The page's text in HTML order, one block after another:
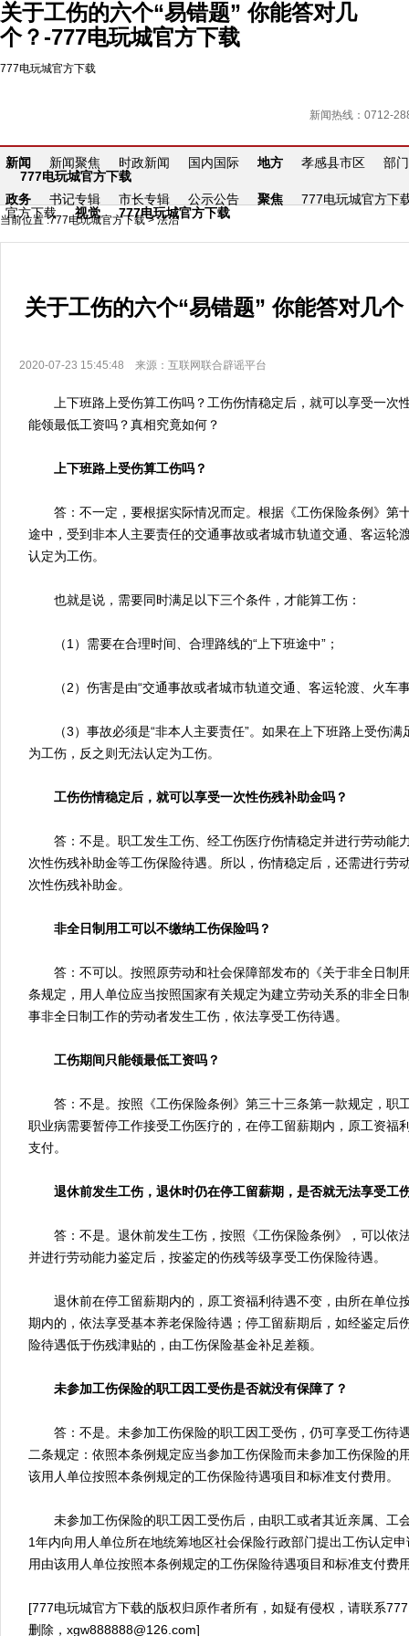
关于工伤的六个“易错题” 你能答对几
个？-777电玩城官方下载
777电玩城官方下载
新闻热线：0712-
新闻 新闻聚焦 时政新闻 国内国际 地方 孝感县市区
部门
777电玩城官方下载
政务
书记专辑 市长专辑 公示公告 聚焦
777电玩城官方下
官方下载
视觉 777电玩城官方下载
当前位置 :777电玩城官方下载>法治
关于工伤的六个“易错题” 你能答对几个
2020-07-23 15:45:48 来源：互联网联合辟谣平台
上下班路上受伤算工伤吗？工伤伤情稳定后，就可以享受一次
能领最低工资吗？真相究竟如何？
上下班路上受伤算工伤吗？
答：不一定，要根据实际情况而定。根据《工伤保险条例》第
途中，受到非本人主要责任的交通事故或者城市轨道交通、客运轮
认定为工伤。
也就是说，需要同时满足以下三个条件，才能算工伤：
（1）需要在合理时间、合理路线的“上下班途中”；
（2）伤害是由“交通事故或者城市轨道交通、客运轮渡、火车
（3）事故必须是“非本人主要责任”。如果在上下班路上受伤满
为工伤，反之则无法认定为工伤。
工伤伤情稳定后，就可以享受一次性伤残补助金吗？
答：不是。职工发生工伤、经工伤医疗伤情稳定并进行劳动能
次性伤残补助金等工伤保险待遇。所以，伤情稳定后，还需进行劳
次性伤残补助金。
非全日制用工可以不缴纳工伤保险吗？
答：不可以。按照原劳动和社会保障部发布的《关于非全日制
条规定，用人单位应当按照国家有关规定为建立劳动关系的非全日
事非全日制工作的劳动者发生工伤，依法享受工伤待遇。
工伤期间只能领最低工资吗？
答：不是。按照《工伤保险条例》第三十三条第一款规定，职
职业病需要暂停工作接受工伤医疗的，在停工留薪期内，原工资福
支付。
退休前发生工伤，退休时仍在停工留薪期，是否就无法享受工
答：不是。退休前发生工伤，按照《工伤保险条例》，可以依
并进行劳动能力鉴定后，按鉴定的伤残等级享受工伤保险待遇。
退休前在停工留薪期内的，原工资福利待遇不变，由所在单位
期内的，依法享受基本养老保险待遇；停工留薪期后，如经鉴定后
险待遇低于伤残津贴的，由工伤保险基金补足差额。
未参加工伤保险的职工因工受伤是否就没有保障了？
答：不是。未参加工伤保险的职工因工受伤，仍可享受工伤待
二条规定：依照本条例规定应当参加工伤保险而未参加工伤保险的
该用人单位按照本条例规定的工伤保险待遇项目和标准支付费用。
未参加工伤保险的职工因工受伤后，由职工或者其近亲属、工
1年内向用人单位所在地统筹地区社会保险行政部门提出工伤认定
用由该用人单位按照本条例规定的工伤保险待遇项目和标准支付费
[777电玩城官方下载的版权归原作者所有，如疑有侵权，请联系
删除， xgw888888@126.com]